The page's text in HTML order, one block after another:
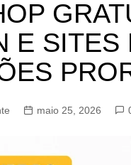
JUNDIAÍ
E
maio 25, 2026